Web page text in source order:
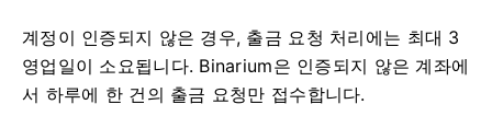
계정이 인증되지 않은 경우, 출금 요청 처리에는 최대 3
영업일이 소요됩니다. Binarium은 인증되지 않은 계좌에
서 하루에 한 건의 출금 요청만 접수합니다.